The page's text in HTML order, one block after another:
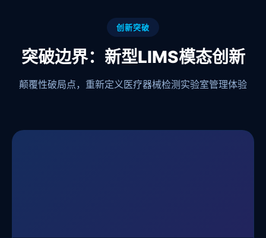
创新突破
突破边界：新型LIMS模态创新
颠覆性破局点，重新定义医疗器械检测实验室管理体验